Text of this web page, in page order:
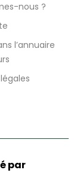
nous ?
l’annuaire
par